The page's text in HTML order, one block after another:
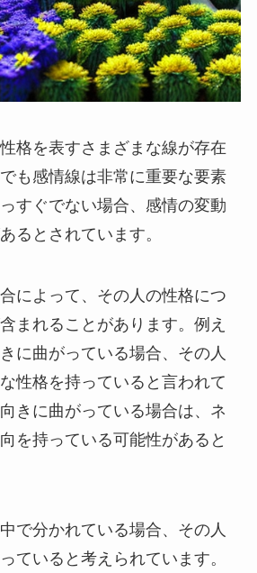
格を表すさまざまな線が存在
も感情線は非常に重要な要素
すぐでない場合、感情の変動
るとされています。
によって、その人の性格につ
まれることがあります。例え
に曲がっている場合、その人
性格を持っていると言われて
きに曲がっている場合は、ネ
を持っている可能性があると
で分かれている場合、その人
ていると考えられています。